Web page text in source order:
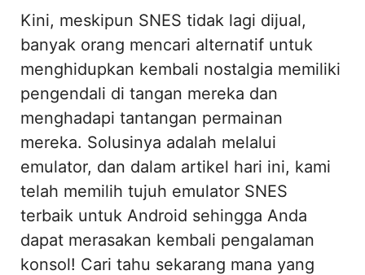
Kini, meskipun SNES tidak lagi dijual,
banyak orang mencari alternatif untuk
menghidupkan kembali nostalgia memiliki
pengendali di tangan mereka dan
menghadapi tantangan permainan
mereka. Solusinya adalah melalui
emulator, dan dalam artikel hari ini, kami
telah memilih tujuh emulator SNES
terbaik untuk Android sehingga Anda
dapat merasakan kembali pengalaman
konsol! Cari tahu sekarang mana yang